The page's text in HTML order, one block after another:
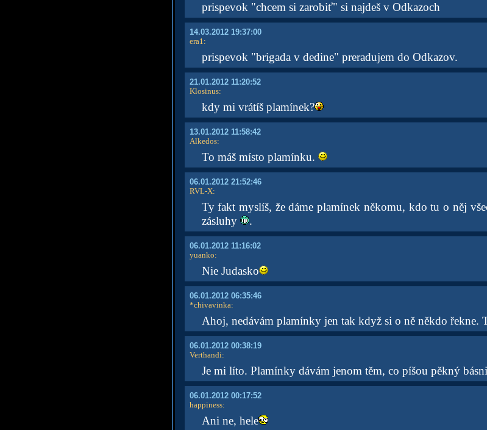
prispevok "chcem si zarobiť" si najdeš v Odkazoch
14.03.2012 19:37:00
era1:
prispevok "brigada v dedine" preradujem do Odkazov.
21.01.2012 11:20:52
Klosinus:
kdy mi vrátíš plamínek?
13.01.2012 11:58:42
Alkedos:
To máš místo plamínku.
06.01.2012 21:52:46
RVL-X:
Ty fakt myslíš, že dáme plamínek někomu, kdo tu o něj
zásluhy
.
06.01.2012 11:16:02
yuanko:
Nie Judasko
06.01.2012 06:35:46
*chivavinka:
Ahoj, nedávám plamínky jen tak když si o ně někdo řekne.
06.01.2012 00:38:19
Verthandi:
Je mi líto. Plamínky dávám jenom těm, co píšou pěkný
06.01.2012 00:17:52
happiness:
Ani ne, hele